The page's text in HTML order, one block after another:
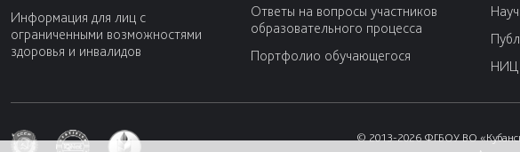
Информация для лиц с
ограниченными возможностями
здоровья и инвалидов
Ответы на вопросы участников
образовательного процесса
Портфолио обучающегося
НИЦ
© 2013-2026 ФГБОУ ВО